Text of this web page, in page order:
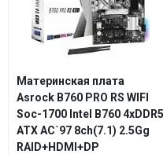
Материнская плата
Asrock B760 PRO RS WIFI
Soc-1700 Intel B760 4xDDR5
ATX AC`97 8ch(7.1) 2.5Gg
RAID+HDMI+DP